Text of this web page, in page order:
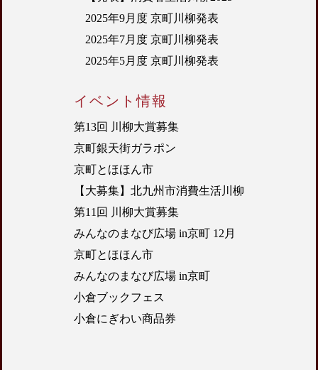
イベント情報
第13回 川柳大賞募集
京町銀天街ガラポン
京町とほほん市
【大募集】北九州市消費生活川柳
第11回 川柳大賞募集
みんなのまなび広場 in京町 12月
京町とほほん市
みんなのまなび広場 in京町
小倉ブックフェス
小倉にぎわい商品券
2025年9月度 京町川柳発表
2025年7月度 京町川柳発表
2025年5月度 京町川柳発表